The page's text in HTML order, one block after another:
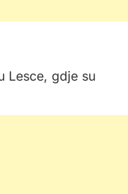
Lesce, gdje su